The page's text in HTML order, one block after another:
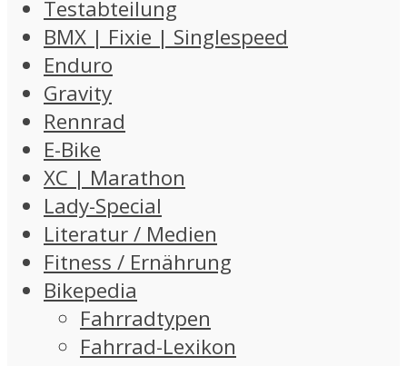
Testabteilung
BMX | Fixie | Singlespeed
Enduro
Gravity
Rennrad
E-Bike
XC | Marathon
Lady-Special
Literatur / Medien
Fitness / Ernährung
Bikepedia
Fahrradtypen
Fahrrad-Lexikon